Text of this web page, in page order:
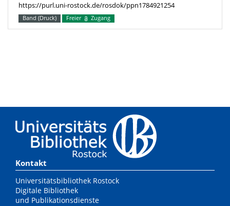
https://purl.uni-rostock.de/rosdok/ppn1784921254
Band (Druck) Freier Zugang
Kontakt
Universitätsbibliothek Rostock
Digitale Bibliothek
und Publikationsdienste